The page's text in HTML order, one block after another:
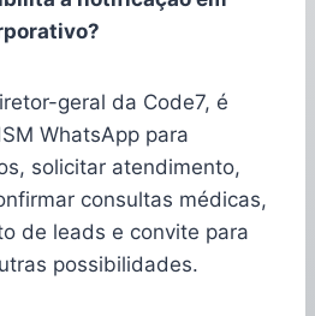
geral da Code7, é
WhatsApp para
solicitar atendimento,
consultas médicas,
de leads e convite para
possibilidades.